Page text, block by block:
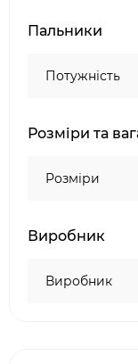
Редуктор:
SS409
Колір:
Для
Пальники
Потужність
Розміри та
Розміри
Виробник
Виробник